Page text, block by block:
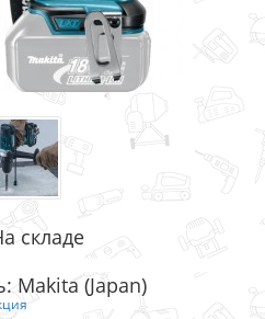
складе
Makita (Japan)